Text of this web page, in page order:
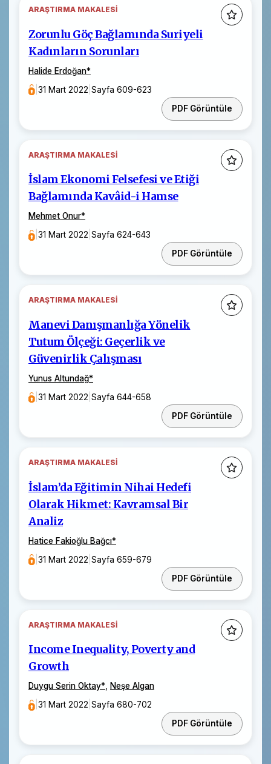
ARAŞTIRMA MAKALESI
Zorunlu Göç Bağlamında Suriyeli
Kadınların Sorunları
Halide Erdoğan*
|31 Mart 2022 |Sayfa 609-623
PDF Görüntüle
ARAŞTIRMA MAKALESI
İslam Ekonomi Felsefesi ve Etiği
Bağlamında Kavâid-i Hamse
Mehmet Onur*
|31 Mart 2022 |Sayfa 624-643
PDF Görüntüle
ARAŞTIRMA MAKALESI
Manevi Danışmanlığa Yönelik
Tutum Ölçeği: Geçerlik ve
Güvenirlik Çalışması
Yunus Altundağ*
|31 Mart 2022 |Sayfa 644-658
PDF Görüntüle
ARAŞTIRMA MAKALESI
İslam’da Eğitimin Nihai Hedefi
Olarak Hikmet: Kavramsal Bir
Analiz
Hatice Fakioğlu Bağcı*
|31 Mart 2022 |Sayfa 659-679
PDF Görüntüle
ARAŞTIRMA MAKALESI
Income Inequality, Poverty and
Growth
Duygu Serin Oktay*
Neşe Algan
|31 Mart 2022 |Sayfa 680-702
PDF Görüntüle